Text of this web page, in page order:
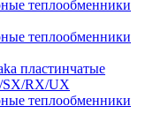
теплообменники
теплообменники
пластинчатые
SX/RX/UX
теплообменники